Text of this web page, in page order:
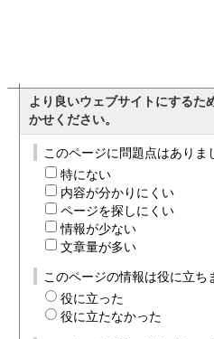
より良いウェブサイトにするた
かせください。
このページに問題点はありま
特にない
内容が分かりにくい
ページを探しにくい
情報が少ない
文章量が多い
このページの情報は役に立ち
役に立った
役に立たなかった